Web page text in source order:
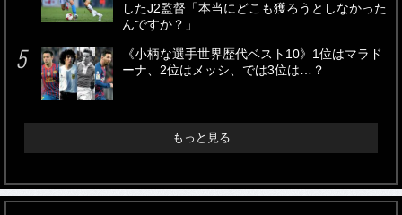
したJ2監督「本当にどこも獲ろうとしなかった
んですか？」
《小柄な選手世界歴代ベスト10》1位はマラド
ーナ、2位はメッシ、では3位は…？
もっと見る